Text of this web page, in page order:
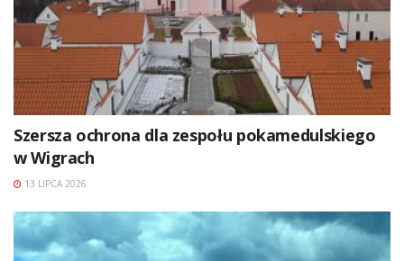
Szersza ochrona dla zespołu pokamedulskiego
w Wigrach
13 LIPCA 2026